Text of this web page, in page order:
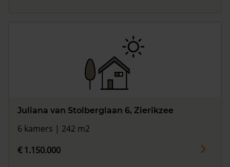
Juliana van Stolberglaan 6, Zierikzee
6 kamers | 242 m2
€ 1.150.000